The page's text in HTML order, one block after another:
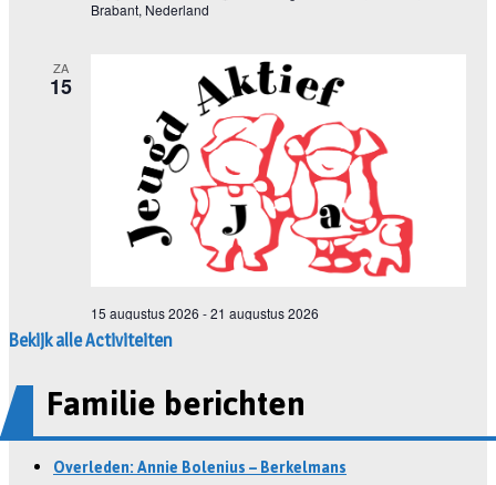
Bekijk alle Activiteiten
Familie berichten
Overleden: Annie Bolenius – Berkelmans